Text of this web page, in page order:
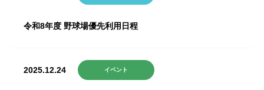
令和8年度 野球場優先利用日程
2025.12.24 イベント